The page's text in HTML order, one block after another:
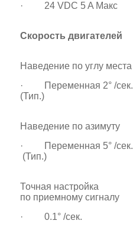
· 24 VDC 5 A Макс
Скорость двигателей
Наведение по углу места
· Переменная 2° /сек.
(Тип.)
Наведение по азимуту
· Переменная 5° /сек.
(Тип.)
Точная настройка
по приемному сигналу
· 0.1° /сек.